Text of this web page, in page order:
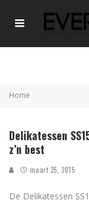
Home
Delikatessen
z’n best
maart 25, 2015
De Delikatessen